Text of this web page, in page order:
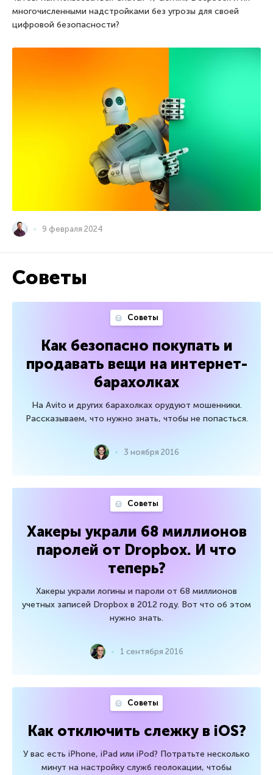
многочисленными надстройками без угрозы для своей
цифровой безопасности?
9 февраля 2024
Советы
Советы
Как безопасно покупать и
продавать вещи на интернет-
барахолках
На Avito и других барахолках орудуют мошенники.
Рассказываем, что нужно знать, чтобы не попасться.
3 ноября 2016
Советы
Хакеры украли 68 миллионов
паролей от Dropbox. И что
теперь?
Хакеры украли логины и пароли от 68 миллионов
учетных записей Dropbox в 2012 году. Вот что об этом
нужно знать.
1 сентября 2016
Советы
Как отключить слежку в iOS?
У вас есть iPhone, iPad или iPod? Потратьте несколько
минут на настройку служб геолокации, чтобы